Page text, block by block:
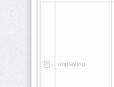
onplaying